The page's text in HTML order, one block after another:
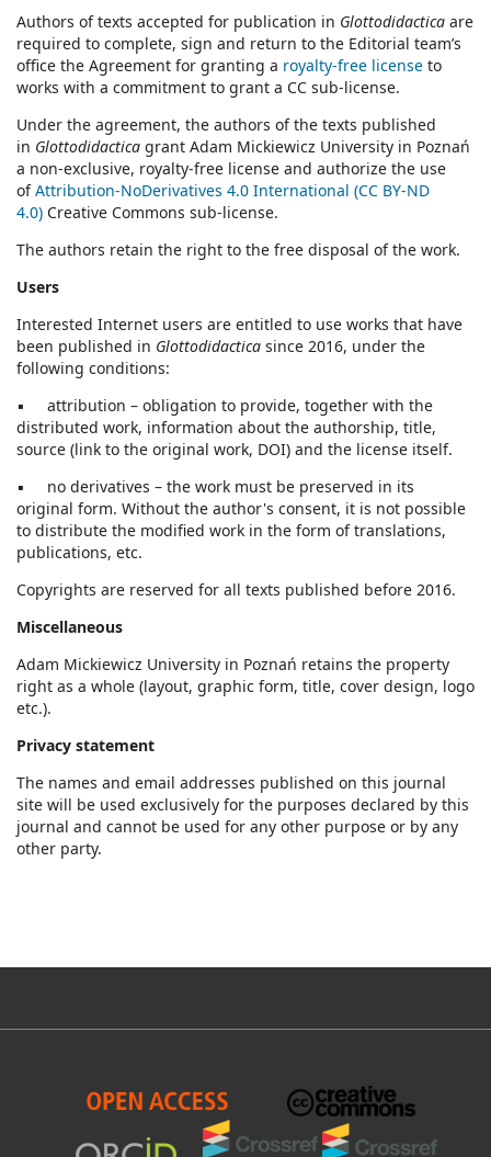
Authors of texts accepted for publication in Glottodidactica are
required to complete, sign and return to the Editorial team’s
office the Agreement for granting a royalty-free license to
works with a commitment to grant a CC sub-license.
Under the agreement, the authors of the texts published
in Glottodidactica grant Adam Mickiewicz University in Poznań
a non-exclusive, royalty-free license and authorize the use
ofAttribution-NoDerivatives 4.0 International (CC BY-ND
4.0) Creative Commons sub-license.
The authors retain the right to the free disposal of the work.
Users
Interested Internet users are entitled to use works that have
been published in Glottodidactica since 2016, under the
following conditions:
▪ attribution – obligation to provide, together with the
distributed work, information about the authorship, title,
source (link to the original work, DOI) and the license itself.
▪ no derivatives – the work must be preserved in its
original form. Without the author's consent, it is not possible
to distribute the modified work in the form of translations,
publications, etc.
Copyrights are reserved for all texts published before 2016.
Miscellaneous
Adam Mickiewicz University in Poznań retains the property
right as a whole (layout, graphic form, title, cover design, logo
etc.).
Privacy statement
The names and email addresses published on this journal
site will be used exclusively for the purposes declared by this
journal and cannot be used for any other purpose or by any
other party.